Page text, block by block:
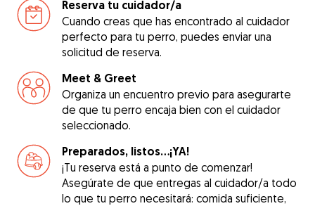
Reserva tu cuidador/a
Cuando creas que has encontrado al cuidador
perfecto para tu perro, puedes enviar una
solicitud de reserva.
Meet & Greet
Organiza un encuentro previo para asegurarte
de que tu perro encaja bien con el cuidador
seleccionado.
Preparados, listos...¡YA!
¡Tu reserva está a punto de comenzar!
Asegúrate de que entregas al cuidador/a todo
lo que tu perro necesitará: comida suficiente,